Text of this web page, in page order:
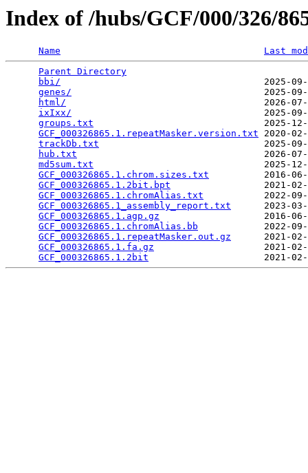
Index of /hubs/GCF/000/326/
Name
Last
Parent Directory
bbi/
2025-
genes/
2025-
html/
2026-
ixIxx/
2025-
groups.txt
2025-
GCF_000326865.1.repeatMasker.version.txt 2020-
trackDb.txt
2025-
hub.txt
2026-
md5sum.txt
2025-
GCF_000326865.1.chrom.sizes.txt
2016-
GCF_000326865.1.2bit.bpt
2021-
GCF_000326865.1.chromAlias.txt
2022-
GCF_000326865.1_assembly_report.txt
2023-
GCF_000326865.1.agp.gz
2016-
GCF_000326865.1.chromAlias.bb
2022-
GCF_000326865.1.repeatMasker.out.gz
2021-
GCF_000326865.1.fa.gz
2021-
GCF_000326865.1.2bit